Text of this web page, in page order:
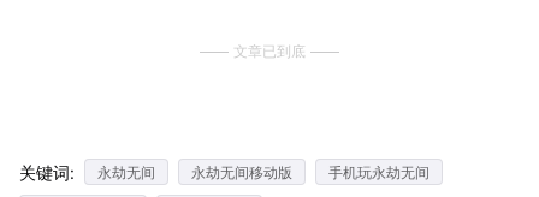
文章已到底
关键词: 永劫无间 永劫无间移动版
手机玩永劫无间